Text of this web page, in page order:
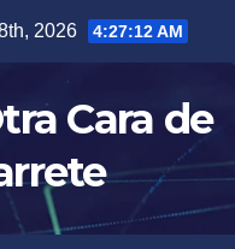
2026 4:27:13 AM
Cara de